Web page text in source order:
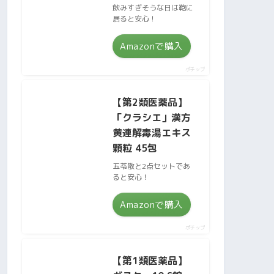
飲みすぎそうな日は鞄に
居ると安心！
Amazonで購入
ポチップ
【第2類医薬品】
「クラシエ」漢方
黄連解毒湯エキス
顆粒 45包
五苓散と2点セットであ
ると安心！
Amazonで購入
ポチップ
【第1類医薬品】